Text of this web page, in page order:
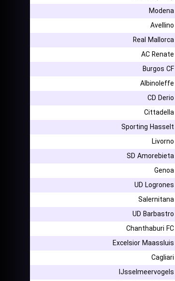
Modena
Avellino
Real Mallorca
AC Renate
Burgos CF
Albinoleffe
CD Derio
Cittadella
Sporting Hasselt
Livorno
SD Amorebieta
Genoa
UD Logrones
Salernitana
UD Barbastro
Chanthaburi FC
Excelsior Maassluis
Cagliari
IJsselmeervogels